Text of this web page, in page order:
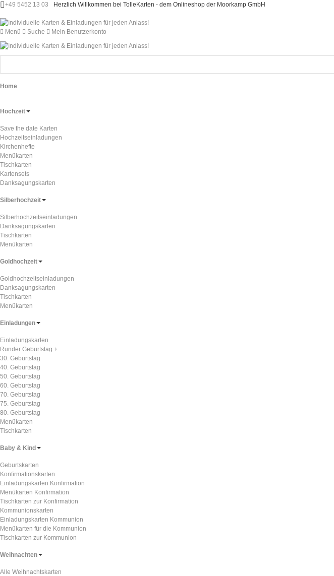
+49 5452 13 03 Herzlich Willkommen bei TolleKarten - dem Onlineshop der Moorkamp GmbH
Menü Suche Mein Benutzerkonto
Home
Hochzeit
Save the date Karten
Hochzeitseinladungen
Kirchenhefte
Menükarten
Tischkarten
Kartensets
Danksagungskarten
Silberhochzeit
Silberhochzeitseinladungen
Danksagungskarten
Tischkarten
Menükarten
Goldhochzeit
Goldhochzeitseinladungen
Danksagungskarten
Tischkarten
Menükarten
Einladungen
Einladungskarten
Runder Geburtstag
30. Geburtstag
40. Geburtstag
50. Geburtstag
60. Geburtstag
70. Geburtstag
75. Geburtstag
80. Geburtstag
Menükarten
Tischkarten
Baby & Kind
Geburtskarten
Konfirmationskarten
Einladungskarten Konfirmation
Menükarten Konfirmation
Tischkarten zur Konfirmation
Kommunionskarten
Einladungskarten Kommunion
Menükarten für die Kommunion
Tischkarten zur Kommunion
Weihnachten
Alle Weihnachtskarten